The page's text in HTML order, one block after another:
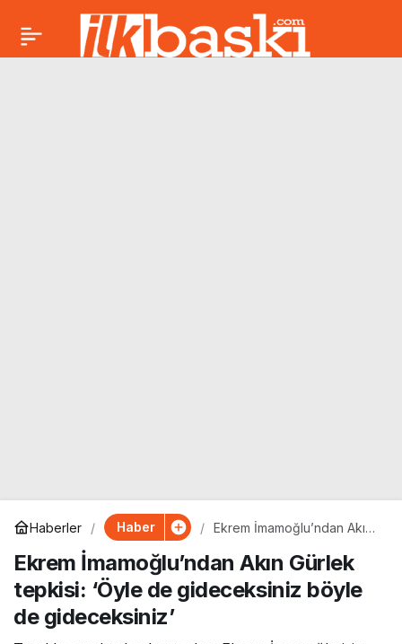
Haberler Haber
Ekrem İmamoğlu’ndan Akın
gideceksiniz böyle de
gideceksiniz’
Ekrem İmamoğlu’ndan Akın Gürlek
tepkisi: ‘Öyle de gideceksiniz böyle
de gideceksiniz’
CHP’den